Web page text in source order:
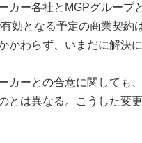
カー各社とMGPグループ
効となる予定の商業契約
かわらず、いまだに解決
カーとの合意に関しても
とは異なる。こうした変